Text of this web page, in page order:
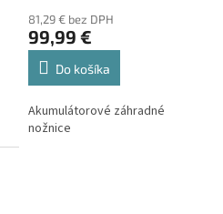
81,29 € bez DPH
99,99 €
Do košíka
Akumulátorové záhradné
nožnice